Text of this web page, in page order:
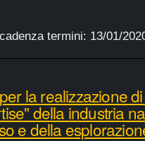
termini: 13/01/
la realizzazione
della industria
e della